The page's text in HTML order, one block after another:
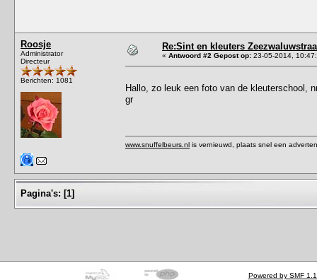
Roosje
Administrator
Directeur
Berichten: 1081
Re:Sint en kleuters
« Antwoord #2 Gepost op: 23-05-2014,
Hallo, zo leuk een foto van de kleuterschool,
gr
www.snuffelbeurs.nl is vernieuwd, plaats snel een
Pagina's: [1]
Powered by SMF